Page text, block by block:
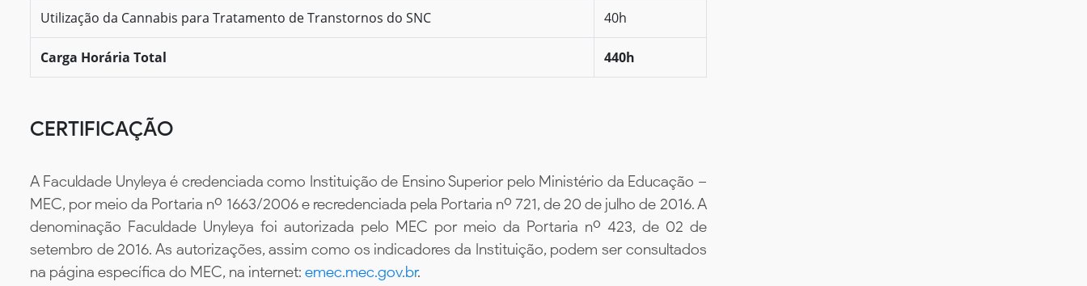
Utilização da Cannabis para Tratamento de Transtornos do SNC 40h
Carga Horária Total 440h
CERTIFICAÇÃO
A Faculdade Unyleya é credenciada como Instituição de Ensino Superior pelo Ministério da Educação –
MEC, por meio da Portaria nº 1663/2006 e recredenciada pela Portaria nº 721, de 20 de julho de 2016. A
denominação Faculdade Unyleya foi autorizada pelo MEC por meio da Portaria nº 423, de 02 de
setembro de 2016. As autorizações, assim como os indicadores da Instituição, podem ser consultados
na página específica do MEC, na internet: emec.mec.gov.br.